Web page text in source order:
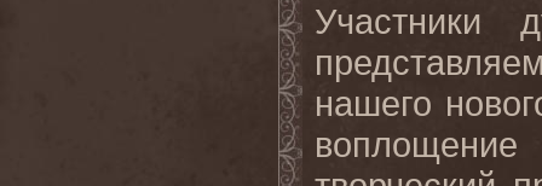
Участники
нашего